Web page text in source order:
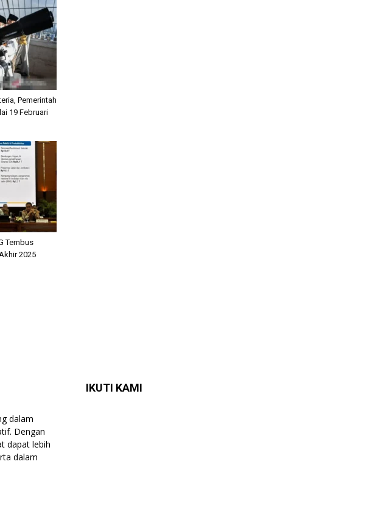
Pemerintah
19 Februari
Tembus
2025
dalam
Dengan
dapat lebih
dalam
IKUTI KAMI